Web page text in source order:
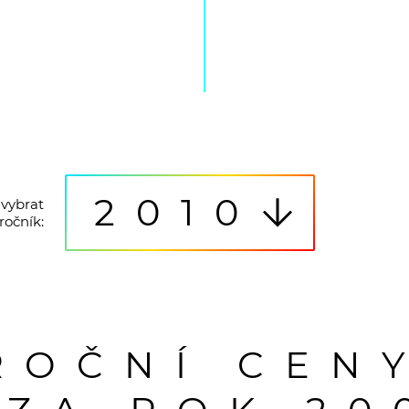
vybrat
ročník:
2010